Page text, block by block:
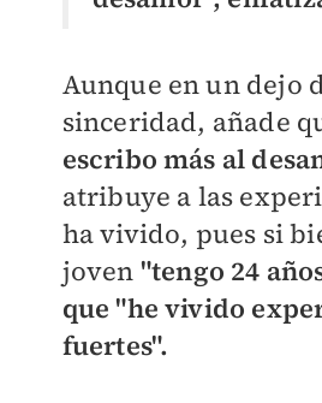
Aunque en un dejo
sinceridad, añade
escribo más al
atribuye a las
ha vivido, pues si
joven "tengo 24
que "he vivido
fuertes".